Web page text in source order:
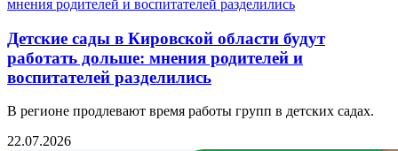
Детские сады в Кировской области будут
работать дольше: мнения родителей и
воспитателей разделились
В регионе продлевают время работы групп в детских садах.
22.07.2026